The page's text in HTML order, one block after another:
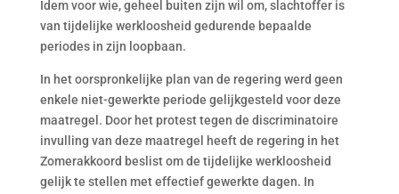
Idem voor wie, geheel buiten zijn wil om, slachtoffer is
van tijdelijke werkloosheid gedurende bepaalde
periodes in zijn loopbaan.
In het oorspronkelijke plan van de regering werd geen
enkele niet-gewerkte periode gelijkgesteld voor deze
maatregel. Door het protest tegen de discriminatoire
invulling van deze maatregel heeft de regering in het
Zomerakkoord beslist om de tijdelijke werkloosheid
gelijk te stellen met effectief gewerkte dagen. In